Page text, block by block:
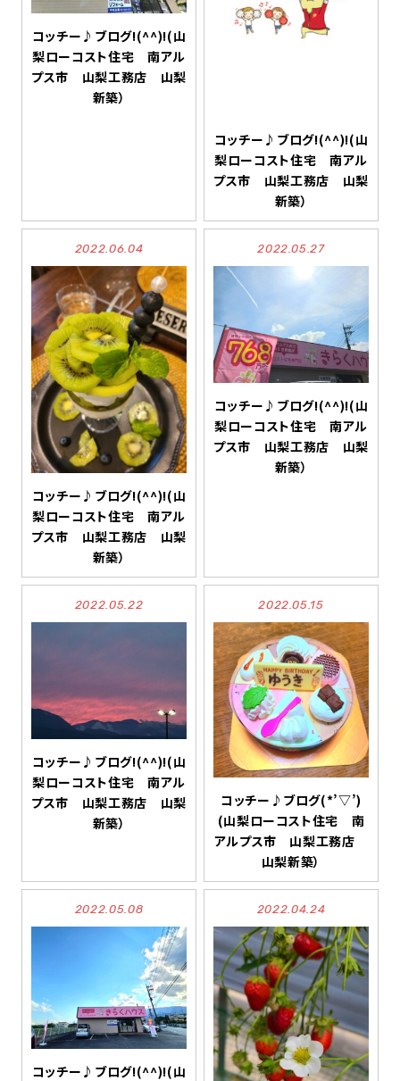
コッチー♪ブログ!(^^)!(山
梨ローコスト住宅 南アル
プス市 山梨工務店 山梨
新築）
コッチー♪ブログ!(^^)!(山
梨ローコスト住宅 南アル
プス市 山梨工務店 山梨
新築）
2022.06.04
コッチー♪ブログ!(^^)!(山
梨ローコスト住宅 南アル
プス市 山梨工務店 山梨
新築）
2022.05.27
コッチー♪ブログ!(^^)!(山
梨ローコスト住宅 南アル
プス市 山梨工務店 山梨
新築）
2022.05.22
コッチー♪ブログ!(^^)!(山
梨ローコスト住宅 南アル
プス市 山梨工務店 山梨
新築）
2022.05.15
コッチー♪ブログ(*’▽’)
(山梨ローコスト住宅 南
アルプス市 山梨工務店
山梨新築）
2022.05.08
コッチー♪ブログ!(^^)!(山
2022.04.24